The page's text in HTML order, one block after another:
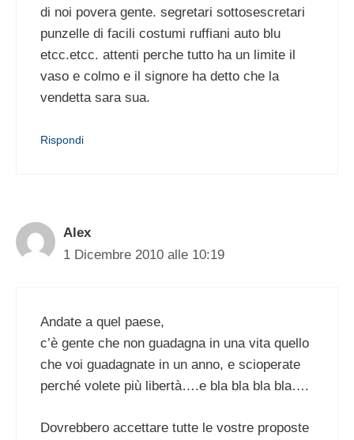
di noi povera gente. segretari sottosescretari
punzelle di facili costumi ruffiani auto blu
etcc.etcc. attenti perche tutto ha un limite il
vaso e colmo e il signore ha detto che la
vendetta sara sua.
Rispondi
Alex
1 Dicembre 2010 alle 10:19
Andate a quel paese,
c’è gente che non guadagna in una vita quello
che voi guadagnate in un anno, e scioperate
perché volete più libertà….e bla bla bla bla….
Dovrebbero accettare tutte le vostre proposte